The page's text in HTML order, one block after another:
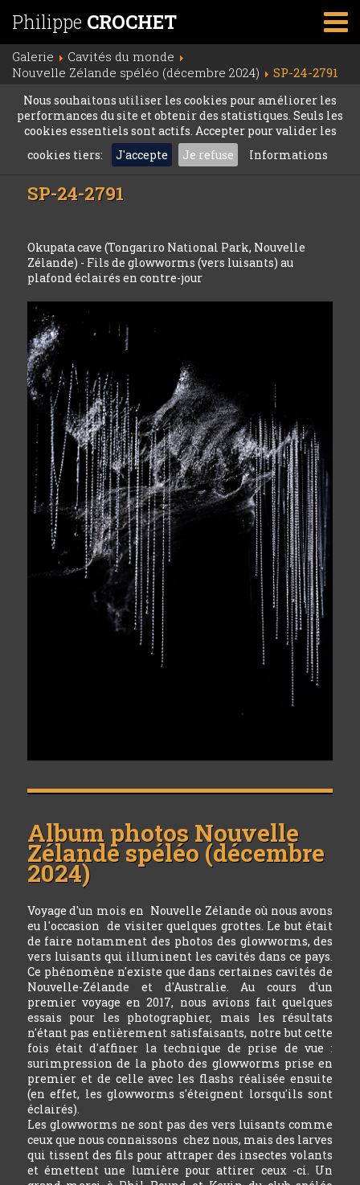
Philippe CROCHET
Galerie
Cavités du monde
Nouvelle Zélande spéléo (décembre 2024)
SP-24-2791
Nous souhaitons utiliser les cookies pour améliorer les
performances du site et obtenir des statistiques. Seuls les
cookies essentiels sont actifs. Accepter pour valider les
cookies tiers:
J'accepte Je refuse Informations
SP-24-2791
Okupata cave (Tongariro National Park, Nouvelle
Zélande) - Fils de glowworms (vers luisants) au
plafond éclairés en contre-jour
Album photos Nouvelle
Zélande spéléo (décembre
2024)
Voyage d'un mois en Nouvelle Zélande où nous avons
eu l'occasion de visiter quelques grottes. Le but était
de faire notamment des photos des glowworms, des
vers luisants qui illuminent les cavités dans ce pays.
Ce phénomène n'existe que dans certaines cavités de
Nouvelle-Zélande et d'Australie. Au cours d'un
premier voyage en 2017, nous avions fait quelques
essais pour les photographier, mais les résultats
n'étant pas entièrement satisfaisants, notre but cette
fois était d'affiner la technique de prise de vue :
surimpression de la photo des glowworms prise en
premier et de celle avec les flashs réalisée ensuite
(en effet, les glowworms s'éteignent lorsqu'ils sont
éclairés).
Les glowworms ne sont pas des vers luisants comme
ceux que nous connaissons chez nous, mais des larves
qui tissent des fils pour attraper des insectes volants
et émettent une lumière pour attirer ceux -ci. Un